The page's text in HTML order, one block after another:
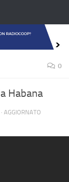
0
Habana
· AGGIORNATO